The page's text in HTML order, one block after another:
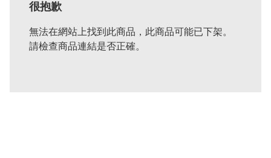
很抱歉
無法在網站上找到此商品，此商品可能已下架。
請檢查商品連結是否正確。